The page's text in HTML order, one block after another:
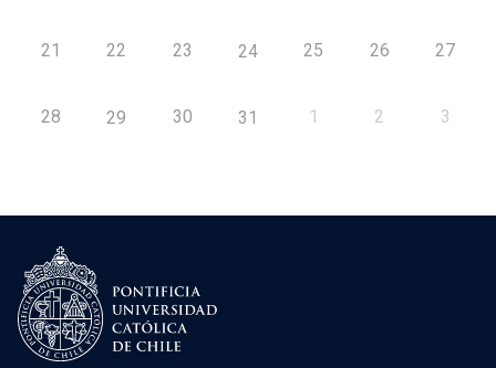
21 22 23 24 25 26 27
28 29 30 31 1 2 3